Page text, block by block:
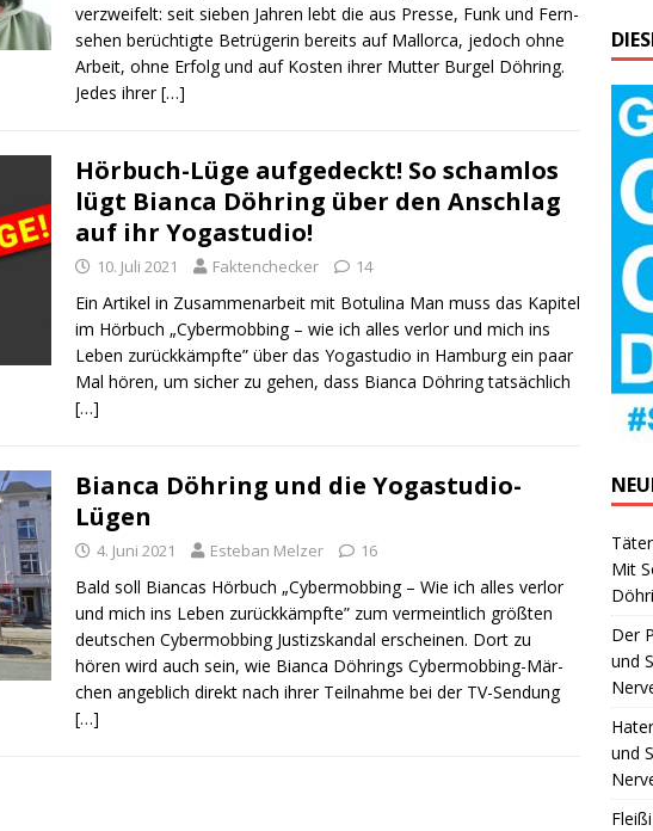
ver­zwei­felt: seit sie­ben Jah­ren lebt die aus Pres­se, Funk und Fern­
se­hen berüch­tig­te Betrü­ge­rin bereits auf Mal­lor­ca, jedoch ohne
Arbeit, ohne Erfolg und auf Kos­ten ihrer Mut­ter Bur­gel Döh­ring.
Jedes ihrer[…]
Hörbuch-Lüge aufgedeckt! So schamlos
lügt Bianca Döhring über den Anschlag
auf ihr Yogastudio!
10. Juli 2021 Faktenchecker 14
Ein Arti­kel in Zusam­men­ar­beit mit Botu­li­na Man muss das Kapi­tel
im Hör­buch „Cyber­mob­bing – wie ich alles ver­lor und mich ins
Leben zurück­kämpf­te” über das Yoga­stu­dio in Ham­burg ein paar
Mal hören, um sicher zu gehen, dass Bian­ca Döh­ring tat­säch­lich
[…]
Bianca Döhring und die Yogastudio-
Lügen
4. Juni 2021 Esteban Melzer 16
Bald soll Bian­cas Hör­buch „Cyber­mob­bing – Wie ich alles ver­lor
und mich ins Leben zurück­kämpf­te” zum ver­meint­lich größ­ten
deut­schen Cyber­mob­bing Jus­tiz­skan­dal erschei­nen. Dort zu
hören wird auch sein, wie Bian­ca Döh­rings Cyber­­mo­b­­bing-Mär­
chen angeb­lich direkt nach ihrer Teil­nah­me bei der TV-Sen­­dung
[…]
Mit
Der
und
und